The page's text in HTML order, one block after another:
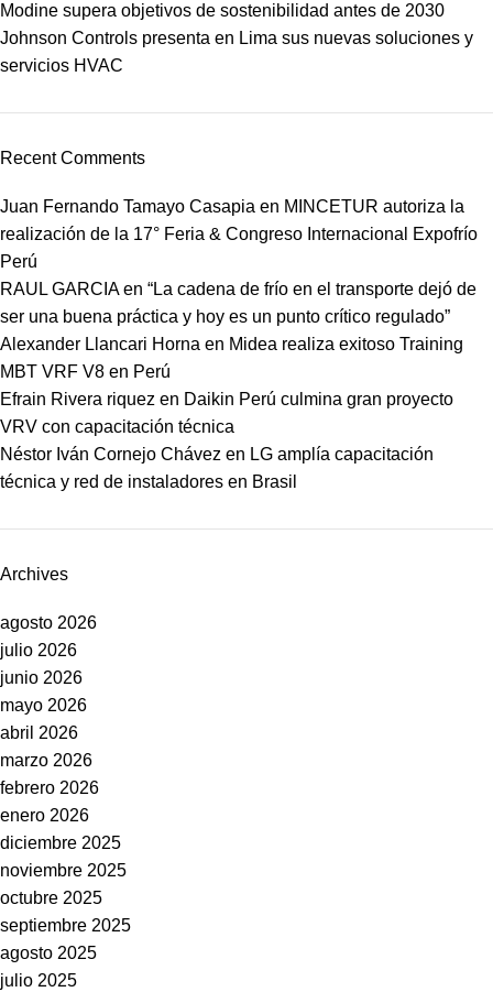
Modine supera objetivos de sostenibilidad antes de 2030
Johnson Controls presenta en Lima sus nuevas soluciones y
servicios HVAC
Recent Comments
Juan Fernando Tamayo Casapia en MINCETUR autoriza la
realización de la 17° Feria & Congreso Internacional Expofrío
Perú
RAUL GARCIAen “La cadena de frío en el transporte dejó de
ser una buena práctica y hoy es un punto crítico regulado”
Alexander Llancari Horna en Midea realiza exitoso Training
MBT VRF V8 en Perú
Efrain Rivera riquez en Daikin Perú culmina gran proyecto
VRV con capacitación técnica
Néstor Iván Cornejo Chávez en LG amplía capacitación
técnica y red de instaladores en Brasil
Archives
agosto 2026
julio 2026
junio 2026
mayo 2026
abril 2026
marzo 2026
febrero 2026
enero 2026
diciembre 2025
noviembre 2025
octubre 2025
septiembre 2025
agosto 2025
julio 2025